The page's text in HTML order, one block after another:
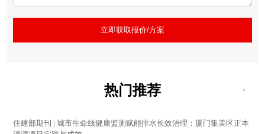
立即获取报价/方案
热门推荐 >
住建部期刊 | 城市生命线健康监测赋能排水长效治理：厦门集美区正本